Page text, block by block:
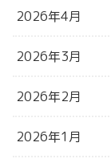
2026年4月
2026年3月
2026年2月
2026年1月